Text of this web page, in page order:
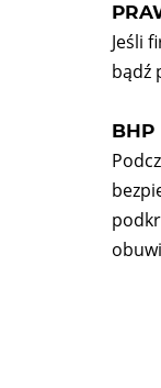
Jeśli
bądź
BHP